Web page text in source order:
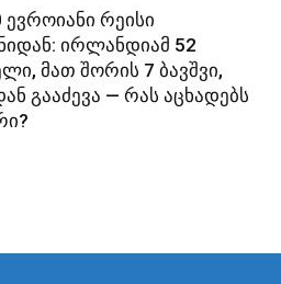
ევროიანი რეისი
ირლანდიამ 52
მათ შორის 7 ბავშვი,
გააძევა — რას აცხადებს